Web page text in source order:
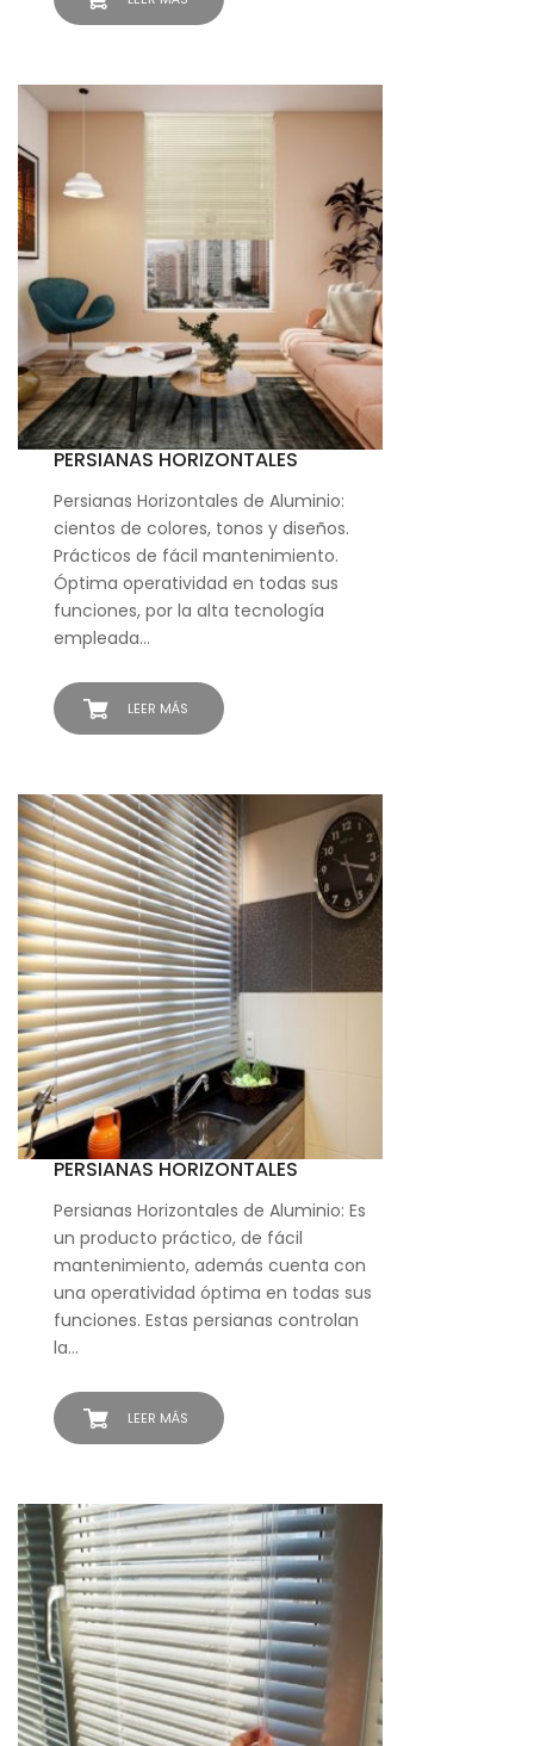
LEER MÁS
PERSIANAS HORIZONTALES
Persianas Horizontales de Aluminio:
cientos de colores, tonos y diseños.
Prácticos de fácil mantenimiento.
Óptima operatividad en todas sus
funciones, por la alta tecnología
empleada…
LEER MÁS
PERSIANAS HORIZONTALES
Persianas Horizontales de Aluminio: Es
un producto práctico, de fácil
mantenimiento, además cuenta con
una operatividad óptima en todas sus
funciones. Estas persianas controlan
la…